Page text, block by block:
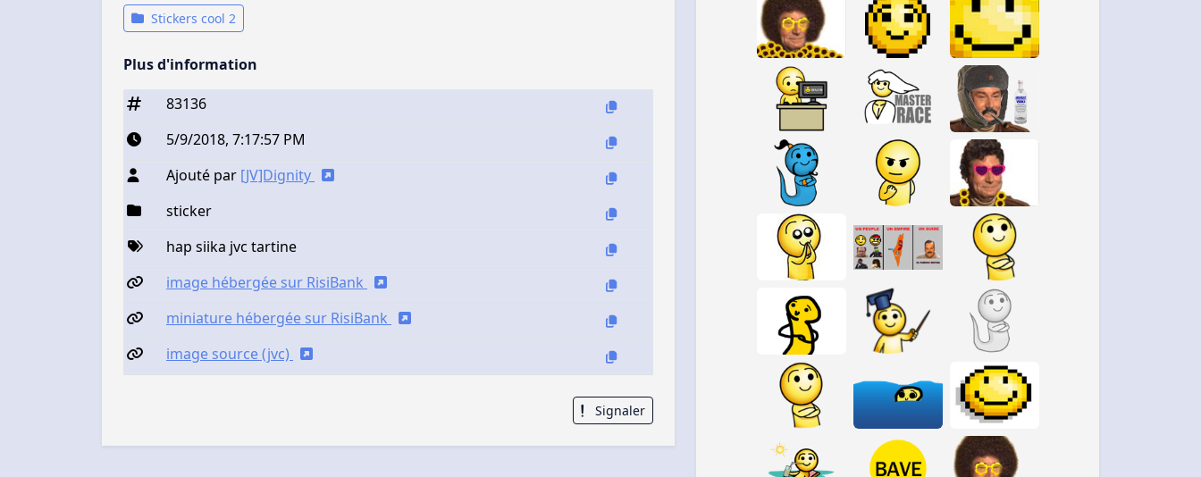
Stickers cool 2
Plus d'information
83136
5/9/2018, 7:17:57 PM
Ajouté par [JV]Dignity
sticker
hap siika jvc tartine
image hébergée sur RisiBank
miniature hébergée sur RisiBank
image source (jvc)
Signaler